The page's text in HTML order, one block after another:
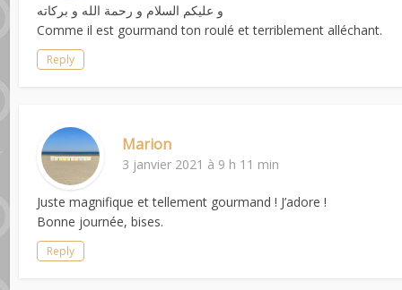
و عليكم السلام و رحمة الله و بركاته
Comme il est gourmand ton roulé et terriblement alléchant.
Reply
Marion
3 janvier 2021 à 9 h 11 min
Juste magnifique et tellement gourmand ! J’adore !
Bonne journée, bises.
Reply